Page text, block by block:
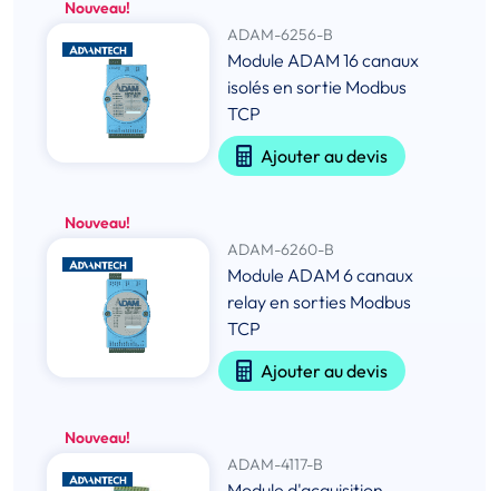
Nouveau!
ADAM-6256-B
Module ADAM 16 canaux
isolés en sortie Modbus
TCP
Ajouter au devis
Nouveau!
ADAM-6260-B
Module ADAM 6 canaux
relay en sorties Modbus
TCP
Ajouter au devis
Nouveau!
ADAM-4117-B